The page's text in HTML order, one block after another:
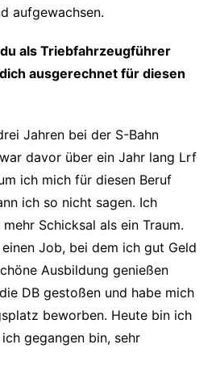
aufgewachsen.
als Triebfahrzeugführer
ausgerechnet für diesen
Jahren bei der S-Bahn
davor über ein Jahr lang Lrf
ich mich für diesen Beruf
ich so nicht sagen. Ich
Schicksal als ein Traum.
Job, bei dem ich gut Geld
Ausbildung genießen
DB gestoßen und habe mich
beworben. Heute bin ich
gegangen bin, sehr